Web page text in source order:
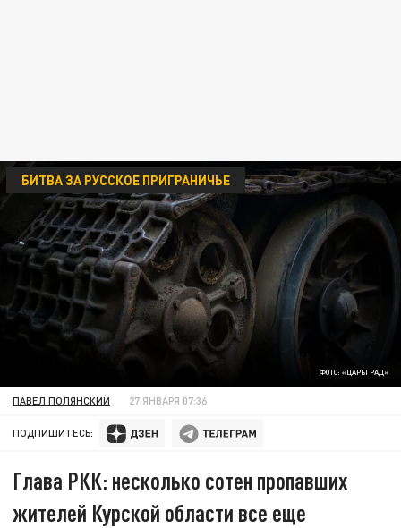
ФОТО: «ЦАРЬГРАД»
БИТВА ЗА РУССКОЕ ПРИГРАНИЧЬЕ
ПАВЕЛ ПОЛЯНСКИЙ 27 ЯНВАРЯ 07:36
ПОДПИШИТЕСЬ:
Глава РКК: несколько сотен пропавших
жителей Курской области все еще